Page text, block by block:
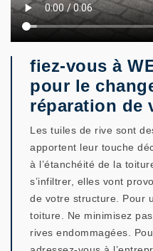
fiez-vous à
pour le
réparation de
Les tuiles de rive sont
apportent leur touche
à l’étanchéité de la
s’infiltrer, elles vont
de votre structure. Pour
toiture. Ne minimisez
rives endommagées.